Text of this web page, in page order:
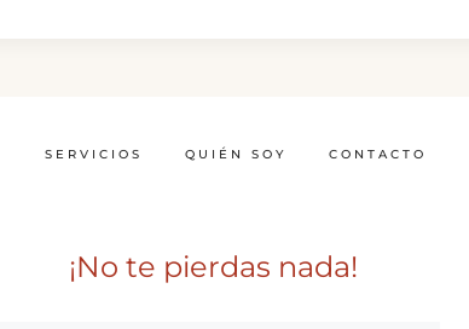
SERVICIOS QUIÉN SOY CONTACTO
¡No te pierdas nada!